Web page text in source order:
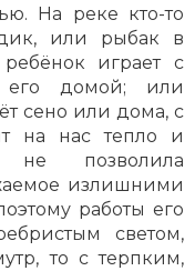
На реке кто-то
или рыбак в
играет с
его домой; или
сено или дома, с
на нас тепло и
не позволила
излишними
работы его
светом,
то с терпким,